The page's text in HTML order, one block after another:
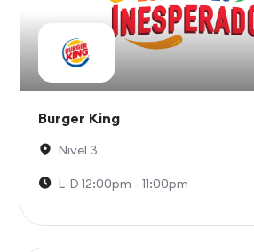
Burger King
Nivel 3
L-D 12:00pm - 11:00pm